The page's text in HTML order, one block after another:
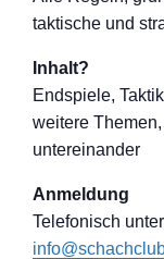
taktische und
Inhalt?
Endspiele,
weitere
untereinander
Anmeldung
Telefonisch